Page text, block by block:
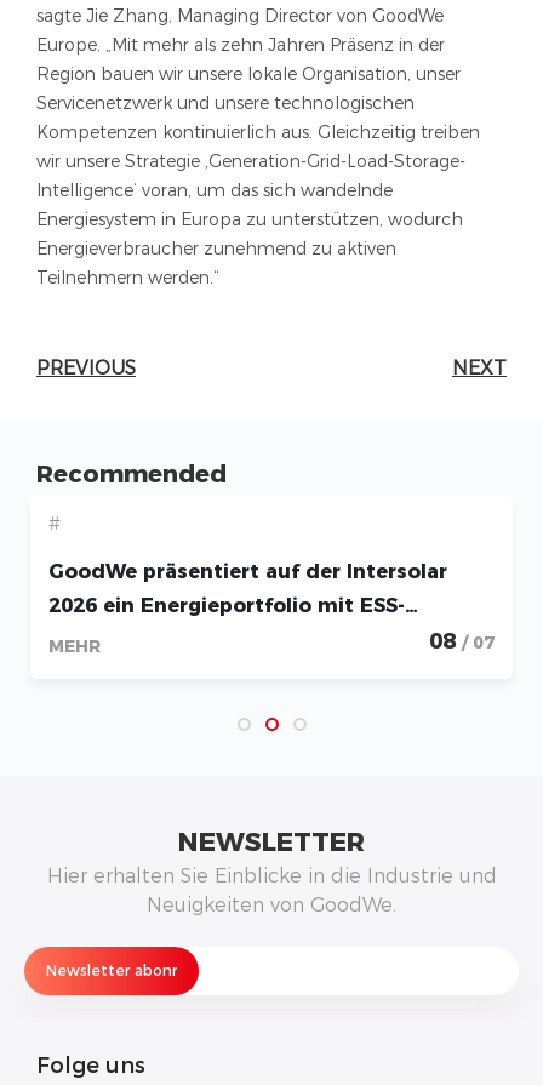
sagte Jie Zhang, Managing Director von GoodWe
Europe. „Mit mehr als zehn Jahren Präsenz in der
Region bauen wir unsere lokale Organisation, unser
Servicenetzwerk und unsere technologischen
Kompetenzen kontinuierlich aus. Gleichzeitig treiben
wir unsere Strategie ‚Generation-Grid-Load-Storage-
Intelligence‘ voran, um das sich wandelnde
Energiesystem in Europa zu unterstützen, wodurch
Energieverbraucher zunehmend zu aktiven
Teilnehmern werden.“
PREVIOUS NEXT
Recommended
#
GoodWe setzt Fokus auf vernetzte
Energiesysteme für Intersolar 2026
MEHR 12 / 06
NEWSLETTER
Hier erhalten Sie Einblicke in die Industrie und
Neuigkeiten von GoodWe.
Folge uns